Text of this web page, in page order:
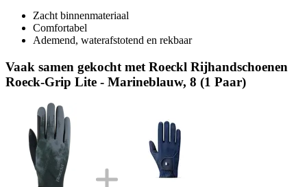
Zacht binnenmateriaal
Comfortabel
Ademend, waterafstotend en rekbaar
Vaak samen gekocht met Roeckl Rijhandschoenen
Roeck-Grip Lite - Marineblauw, 8 (1 Paar)